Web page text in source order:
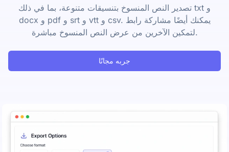
تصدير النص المنسوخ بتنسيقات متنوعة، بما في ذلك txt و
docx و pdf و srt و vtt و csv. يمكنك أيضًا مشاركة رابط
لتمكين الآخرين من عرض النص المنسوخ مباشرة.
جربه مجانًا